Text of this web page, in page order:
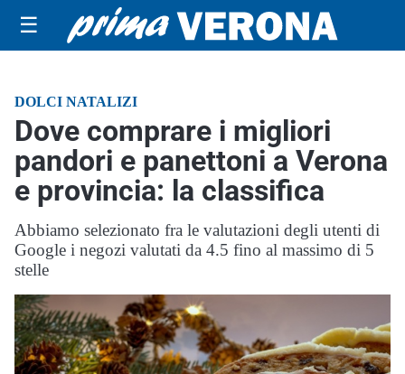
☰
DOLCI NATALIZI
Dove comprare i migliori
pandori e panettoni a Verona
e provincia: la classifica
Abbiamo selezionato fra le valutazioni degli utenti di
Google i negozi valutati da 4.5 fino al massimo di 5
stelle